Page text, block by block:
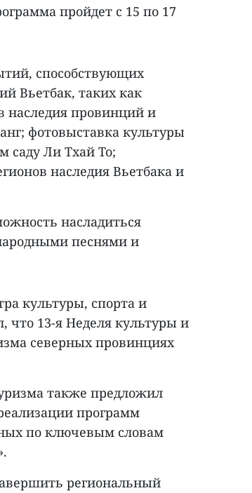
пройдет с 15 по 17
способствующих
Вьетбак, таких как
наследия провинций и
фотовыставка культуры
саду Ли Тхай То;
наследия Вьетбака и
насладиться
песнями и
культуры, спорта и
что 13-я Неделя культуры и
северных провинциях
также предложил
программ
по ключевым словам
региональный